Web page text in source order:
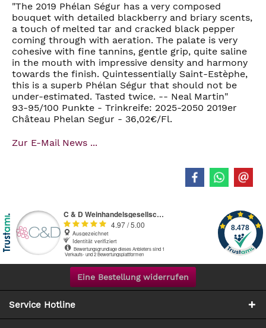
"The 2019 Phélan Ségur has a very composed
bouquet with detailed blackberry and briary scents,
a touch of melted tar and cracked black pepper
coming through with aeration. The palate is very
cohesive with fine tannins, gentle grip, quite saline
in the mouth with impressive density and harmony
towards the finish. Quintessentially Saint-Estèphe,
this is a superb Phélan Ségur that should not be
under-estimated. Tasted twice. -- Neal Martin"
93-95/100 Punkte - Trinkreife: 2025-2050 2019er
Château Phelan Segur - 36,02€/Fl.
Zur E-Mail News ...
Eine Bestellung widerrufen
Service Hotline